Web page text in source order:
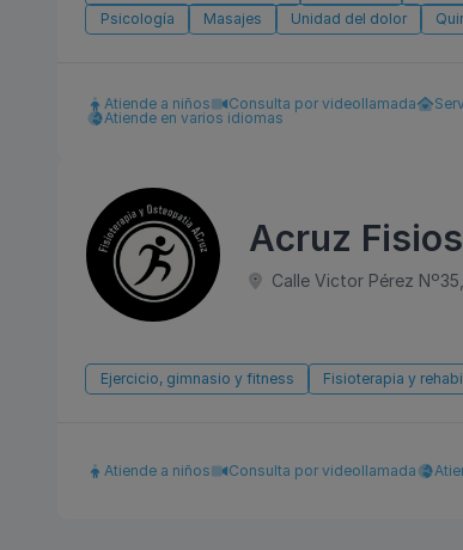
Psicología
Masajes Unidad del dolor
Atiende a niños Consulta por videollamada
Atiende en varios idiomas
Acruz Fisios
Calle Victor Pérez
Ejercicio, gimnasio y fitness Fisioterapia y
Atiende a niños Consulta por videollamada